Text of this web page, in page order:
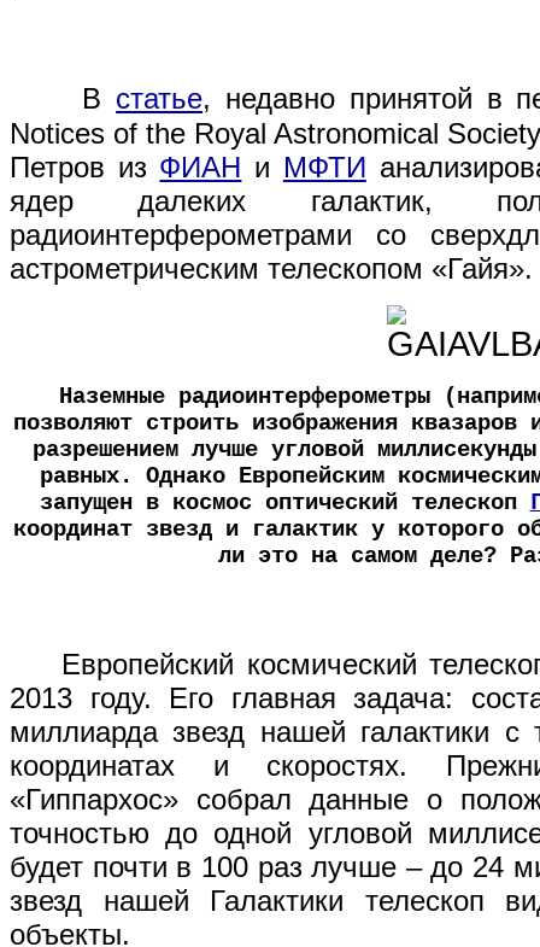
В статье, недавно принятой в
Notices of the Royal Astronomical
Петров из ФИАН и МФТИ
ядер далеких галактик,
радиоинтерферометрами со
астрометрическим телескопом «Гайя».
Наземные радиоинтерферометры
позволяют строить изображения
разрешением лучше угловой
равных. Однако Европейским
запущен в космос оптический телескоп
координат звезд и галактик у которого
ли это на самом деле?
Европейский космический
2013 году. Его главная задача:
миллиарда звезд нашей галактики
координатах и скоростях.
«Гиппархос» собрал данные о
точностью до одной угловой
будет почти в 100 раз лучше – до 24
звезд нашей Галактики телескоп
объекты.